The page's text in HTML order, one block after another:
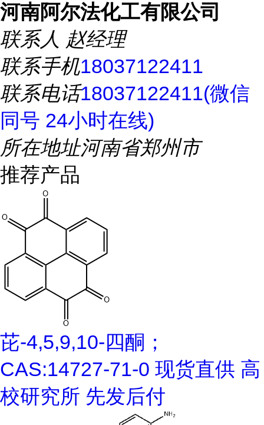
河南阿尔法化工有限公司
联系人 赵经理
联系手机18037122411
联系电话18037122411(微信
同号 24小时在线)
所在地址河南省郑州市
推荐产品
芘-4,5,9,10-四酮；
CAS:14727-71-0 现货直供 高
校研究所 先发后付